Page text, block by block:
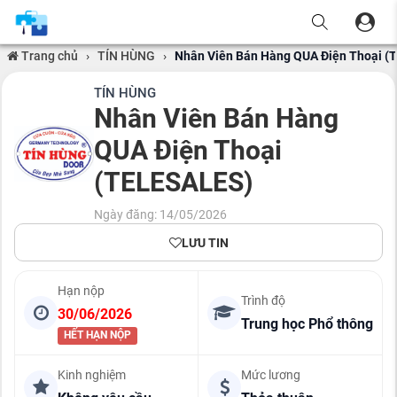
Trang chủ › TÍN HÙNG › Nhân Viên Bán Hàng QUA Điện Thoại
TÍN HÙNG
Nhân Viên Bán Hàng
QUA Điện Thoại
(TELESALES)
Ngày đăng: 14/05/2026
LƯU TIN
Hạn nộp
30/06/2026
HẾT HẠN NỘP
Trình độ
Trung học Phổ thông
Kinh nghiệm Mức lương